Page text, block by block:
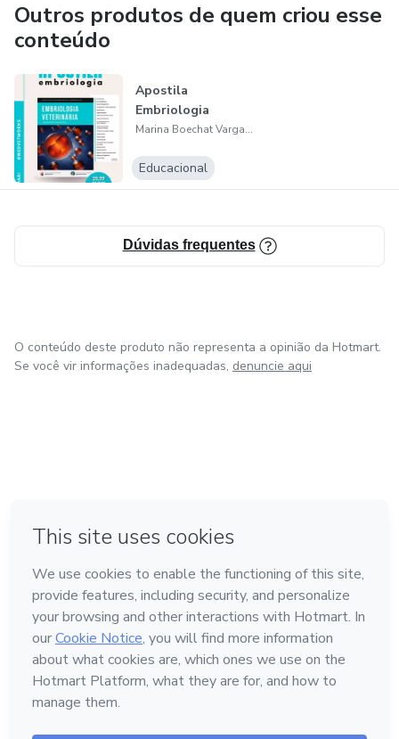
Outros produtos de quem criou esse
conteúdo
Apostila
Embriologia
Marina Boechat Vargas de Andrade
Educacional
Dúvidas frequentes
O conteúdo deste produto não representa a opinião da Hotmart.
Se você vir informações inadequadas, denuncie aqui
Feito com ❤ na Cidade do México
Conheça a Hotmart
Idioma
Português